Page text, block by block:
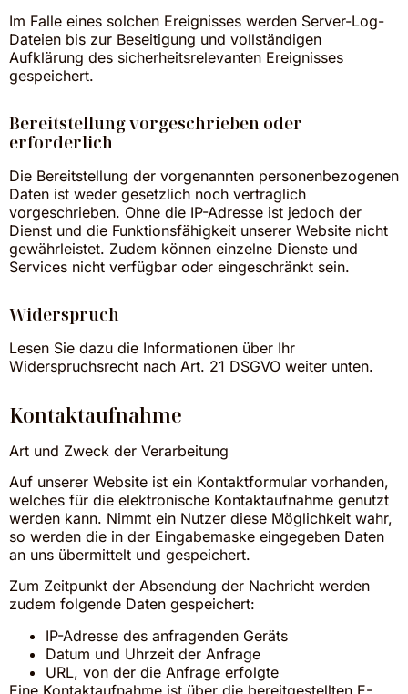
Im Falle eines solchen Ereignisses werden Server-Log-
Dateien bis zur Beseitigung und vollständigen
Aufklärung des sicherheitsrelevanten Ereignisses
gespeichert.
Bereitstellung vorgeschrieben oder
erforderlich
Die Bereitstellung der vorgenannten personenbezogenen
Daten ist weder gesetzlich noch vertraglich
vorgeschrieben. Ohne die IP-Adresse ist jedoch der
Dienst und die Funktionsfähigkeit unserer Website nicht
gewährleistet. Zudem können einzelne Dienste und
Services nicht verfügbar oder eingeschränkt sein.
Widerspruch
Lesen Sie dazu die Informationen über Ihr
Widerspruchsrecht nach Art. 21 DSGVO weiter unten.
Kontaktaufnahme
Art und Zweck der Verarbeitung
Auf unserer Website ist ein Kontaktformular vorhanden,
welches für die elektronische Kontaktaufnahme genutzt
werden kann. Nimmt ein Nutzer diese Möglichkeit wahr,
so werden die in der Eingabemaske eingegeben Daten
an uns übermittelt und gespeichert.
Zum Zeitpunkt der Absendung der Nachricht werden
zudem folgende Daten gespeichert:
IP-Adresse des anfragenden Geräts
Datum und Uhrzeit der Anfrage
URL, von der die Anfrage erfolgte
Eine Kontaktaufnahme ist über die bereitgestellten E-